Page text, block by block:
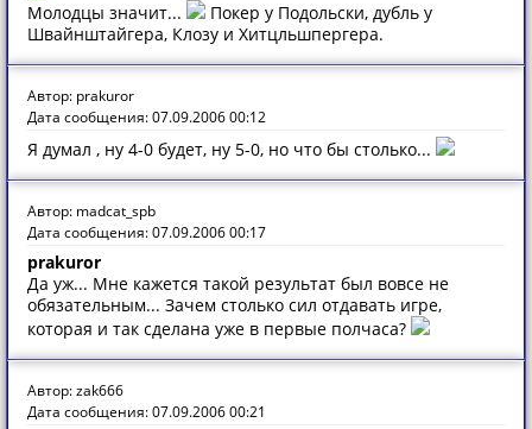
Молодцы значит...
Покер у Подольски, дубль у
Швайнштайгера, Клозу и Хитцльшпергера.
Автор: prakuror
Дата сообщения: 07.09.2006 00:12
Я думал , ну 4-0 будет, ну 5-0, но что бы столько...
Автор: madcat_spb
Дата сообщения: 07.09.2006 00:17
prakuror
Да уж... Мне кажется такой результат был вовсе не
обязательным... Зачем столько сил отдавать игре,
которая и так сделана уже в первые полчаса?
Автор: zak666
Дата сообщения: 07.09.2006 00:21